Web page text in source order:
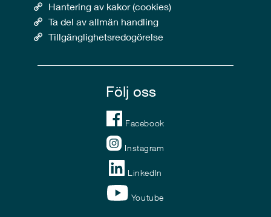
Hantering av kakor (cookies)
Ta del av allmän handling
Tillgänglighetsredogörelse
Följ oss
Facebook
Instagram
LinkedIn
Youtube